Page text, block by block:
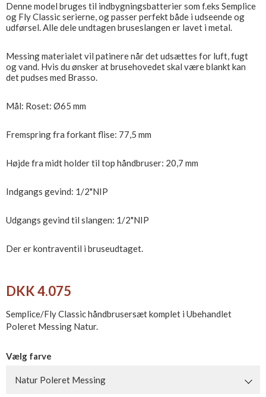
Denne model bruges til indbygningsbatterier som f.eks Semplice
og Fly Classic serierne, og passer perfekt både i udseende og
udførsel. Alle dele undtagen bruseslangen er lavet i metal.
Messing materialet vil patinere når det udsættes for luft, fugt
og vand. Hvis du ønsker at brusehovedet skal være blankt kan
det pudses med Brasso.
Mål: Roset: Ø65 mm
Fremspring fra forkant flise: 77,5 mm
Højde fra midt holder til top håndbruser: 20,7 mm
Indgangs gevind: 1/2"NIP
Udgangs gevind til slangen: 1/2"NIP
Der er kontraventil i bruseudtaget.
DKK 4.075
Semplice/Fly Classic håndbrusersæt komplet i Ubehandlet
Poleret Messing Natur.
Vælg farve
Natur Poleret Messing